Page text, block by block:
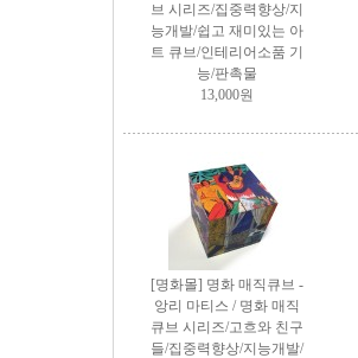
브 시리즈/집중력향상/지
능개발/쉽고 재미있는 아
트 큐브/인테리어소품 기
능/판촉물
13,000원
[명화몰] 명화 매직큐브 -
앙리 마티스 / 명화 매직
큐브 시리즈/고흐와 친구
들/집중력향상/지능개발/